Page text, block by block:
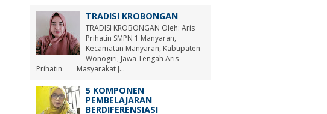
TRADISI KROBONGAN
TRADISI KROBONGAN Oleh: Aris
Prihatin SMPN 1 Manyaran,
Kecamatan Manyaran, Kabupaten
Wonogiri, Jawa Tengah Aris
Prihatin Masyarakat J...
5 KOMPONEN
PEMBELAJARAN
BERDIFERENSIASI